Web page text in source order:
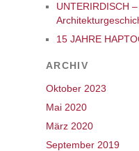
UNTERIRDISCH –
15 JAHRE
ARCHIV
Oktober 2023
Mai 2020
März 2020
September 2019